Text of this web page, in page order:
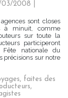
03/2008
sont closes
à minuit, comme
sur toute la
participeront
nationale du
précisions sur notre
, faites des
,